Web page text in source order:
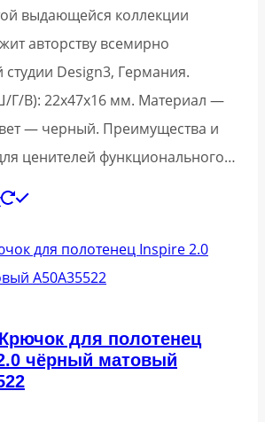
выдающейся коллекции
авторству всемирно
студии Design3, Германия.
Г/В): 22x47x16 мм. Материал —
— черный. Преимущества и
ценителей функционального…
для полотенец
чёрный матовый